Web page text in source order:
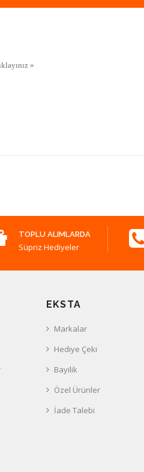
»
TOPLU ALIMLARDA
Süpriz Hediyeler
EKSTA
Markalar
Hediye Çeki
Bayilik
Özel Ürünler
İade Talebi